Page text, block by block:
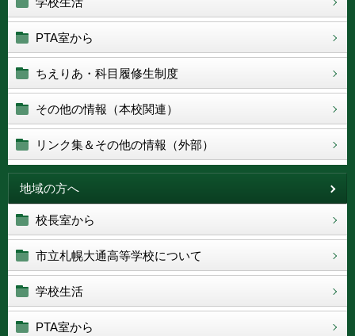
PTA室から
ちえりあ・科目履修生制度
その他の情報（本校関連）
リンク集＆その他の情報（外部）
地域の方へ
校長室から
市立札幌大通高等学校について
学校生活
PTA室から